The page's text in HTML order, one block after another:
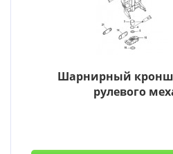
Шарнирный
рулевого